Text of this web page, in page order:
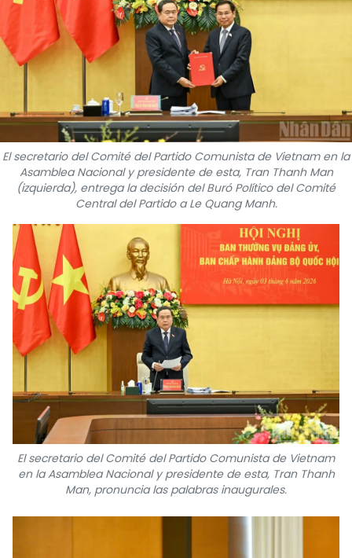
¿QUIÉNES SOMOS?
TIẾNG VIỆT
ENGLISH
中文
FRANÇAIS
El secretario del Comité del Partido Comunista de Vietnam en la
Asamblea Nacional y presidente de esta, Tran Thanh Man
(izquierda), entrega la decisión del Buró Político del Comité
Central del Partido a Le Quang Manh.
El secretario del Comité del Partido Comunista de Vietnam
en la Asamblea Nacional y presidente de esta, Tran Thanh
Man, pronuncia las palabras inaugurales.